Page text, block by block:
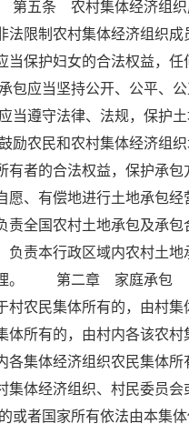
五条 农村集体经济组织
限制农村集体经济组
当保护妇女的合法权益，
当坚持公开、公平、公
守法律、法规，保护土
民和农村集体经济组织
者的合法权益，保护承
愿、有偿地进行土地承
责全国农村土地承包及承
负责本行政区域内农村土
管理。 第二章 家庭承
农民集体所有的，由村
体所有的，由村内各该农
各集体经济组织农民集
集体经济组织、村民委
者国家所有依法由本集